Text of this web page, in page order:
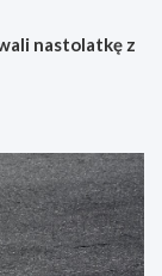
nastolatkę z